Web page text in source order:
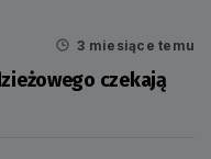
3 miesiące temu
czekają